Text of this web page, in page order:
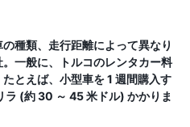
種類、走行距離によって異なり
一般に、トルコのレンタカー料
とえば、小型車を 1 週間購入す
(約 30 ～ 45 米ドル) かかりま